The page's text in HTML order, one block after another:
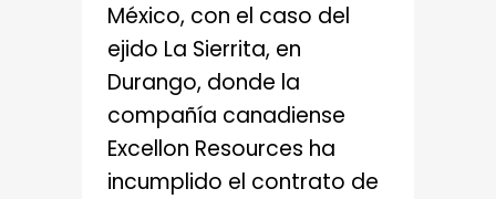
México, con el caso del
ejido La Sierrita, en
Durango, donde la
compañía canadiense
Excellon Resources ha
incumplido el contrato de